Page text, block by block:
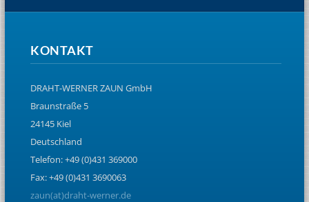
KONTAKT
DRAHT-WERNER ZAUN GmbH
Braunstraße 5
24145 Kiel
Deutschland
Telefon: +49 (0)431 369000
Fax: +49 (0)431 3690063
zaun(at)draht-werner.de